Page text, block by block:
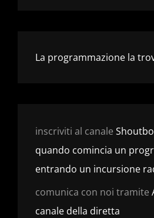
La programmazione la
inscriviti al canale
quando comincia un
entrando un incursione
comunica con noi tramite
canale della diretta